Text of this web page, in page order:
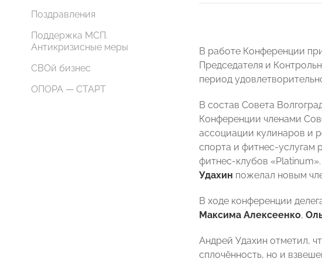
Поздравления
Поддержка МСП.
Антикризисные меры
СВОй бизнес
ОПОРА — СТАРТ
В работе Конференции
Председателя и
период
В состав Совета
Конференции членами
ассоциации кулинаров и
спорта и фитнес-услугам
фитнес-клубов
Удахин пожелал новым
В ходе конференции
Максима Алексеенко,
Андрей Удахин отметил,
сплочённость, но и